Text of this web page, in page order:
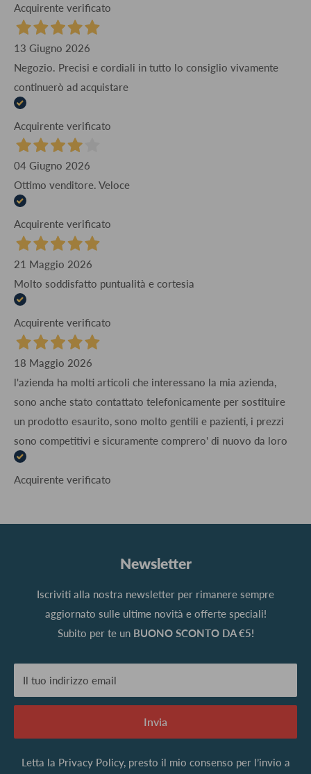
Acquirente verificato
13 Giugno 2026
Negozio. Precisi e cordiali in tutto lo consiglio vivamente
continuerò ad acquistare
Acquirente verificato
04 Giugno 2026
Ottimo venditore. Veloce
Acquirente verificato
21 Maggio 2026
Molto soddisfatto puntualità e cortesia
Acquirente verificato
18 Maggio 2026
l'azienda ha molti articoli che interessano la mia azienda,
sono anche stato contattato telefonicamente per sostituire
un prodotto esaurito, sono molto gentili e pazienti, i prezzi
sono competitivi e sicuramente comprero' di nuovo da loro
Acquirente verificato
Newsletter
Iscriviti alla nostra newsletter per rimanere sempre
aggiornato sulle ultime novità e offerte speciali!
Subito per te un BUONO SCONTO DA €5!
Il tuo indirizzo email
Invia
Letta la Privacy Policy, presto il mio consenso per l’invio a